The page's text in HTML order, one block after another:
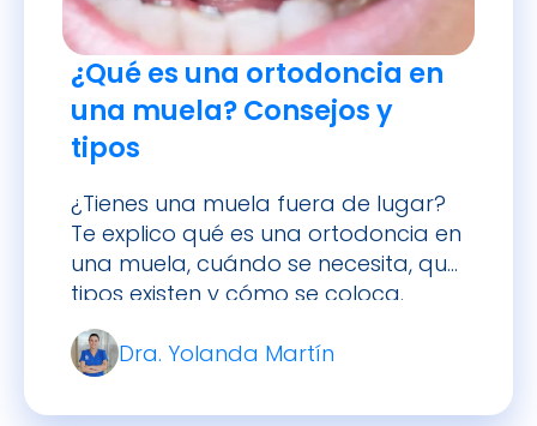
¿Qué es una ortodoncia en
una muela? Consejos y
tipos
¿Tienes una muela fuera de lugar?
Te explico qué es una ortodoncia en
una muela, cuándo se necesita, qué
tipos existen y cómo se coloca.
Dra. Yolanda Martín